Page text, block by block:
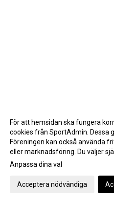
Gå till
För att hemsidan ska fungera
cookies från SportAdmin. Dessa
Föreningen kan också använda
eller marknadsföring. Du väljer
Anpassa dina val
Acceptera nödvändiga